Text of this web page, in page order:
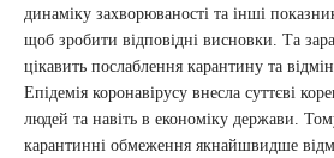
динаміку захворюваності та інші
щоб зробити відповідні висновки. Та
цікавить послаблення карантину та
Епідемія коронавірусу внесла суттєві
людей та навіть в економіку держави.
карантинні обмеження якнайшвидше